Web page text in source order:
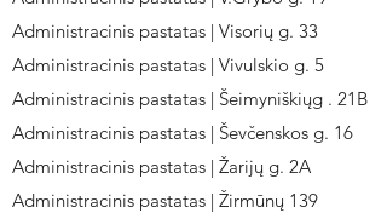
Administracinis pastatas | Visorių g. 33
Administracinis pastatas | Vivulskio g. 5
Administracinis pastatas | Šeimyniškiųg . 21B
Administracinis pastatas | Ševčenskos g. 16
Administracinis pastatas | Žarijų g. 2A
Administracinis pastatas | Žirmūnų 139